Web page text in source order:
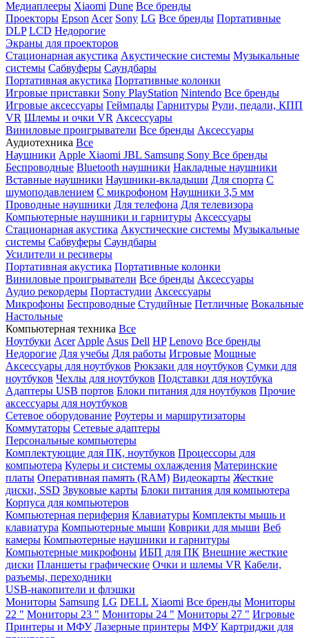
Медиаплееры Xiaomi Dune Все бренды
Проекторы Epson Acer Sony LG Все бренды Портативные
DLP LCD Недорогие
Экраны для проекторов
Стационарная акустика Акустические системы Музыкальные
системы Сабвуферы Саундбары
Портативная акустика Портативные колонки
Игровые приставки Sony PlayStation Nintendo Все бренды
Игровые аксессуары Геймпады Гарнитуры Рули, педали, КПП
VR Шлемы и очки VR Аксессуары
Виниловые проигрыватели Все бренды Аксессуары
Аудиотехника Все
Наушники Apple Xiaomi JBL Samsung Sony Все бренды
Беспроводные Bluetooth наушники Накладные наушники
Вставные наушники Наушники-вкладыши Для спорта С
шумоподавлением С микрофоном Наушники 3,5 мм
Проводные наушники Для телефона Для телевизора
Компьютерные наушники и гарнитуры Аксессуары
Стационарная акустика Акустические системы Музыкальные
системы Сабвуферы Саундбары
Усилители и ресиверы
Портативная акустика Портативные колонки
Виниловые проигрыватели Все бренды Аксессуары
Аудио рекордеры Портастудии Аксессуары
Микрофоны Беспроводные Студийные Петличные Вокальные
Настольные
Компьютерная техника Все
Ноутбуки Acer Apple Asus Dell HP Lenovo Все бренды
Недорогие Для учебы Для работы Игровые Мощные
Аксессуары для ноутбуков Рюкзаки для ноутбуков Сумки для
ноутбуков Чехлы для ноутбуков Подставки для ноутбука
Адаптеры USB портов Блоки питания для ноутбуков Прочие
аксессуары для ноутбуков
Сетевое оборудование Роутеры и маршрутизаторы
Коммутаторы Сетевые адаптеры
Персональные компьютеры
Комплектующие для ПК, ноутбуков Процессоры для
компьютера Кулеры и системы охлаждения Материнские
платы Оперативная память (RAM) Видеокарты Жесткие
диски, SSD Звуковые карты Блоки питания для компьютера
Корпуса для компьютеров
Компьютерная периферия Клавиатуры Комплекты мышь и
клавиатура Компьютерные мыши Коврики для мыши Веб
камеры Компьютерные наушники и гарнитуры
Компьютерные микрофоны ИБП для ПК Внешние жесткие
диски Планшеты графические Очки и шлемы VR Кабели,
разъемы, переходники
USB-накопители и флэшки
Мониторы Samsung LG DELL Xiaomi Все бренды Мониторы
22 " Мониторы 23 " Мониторы 24 " Мониторы 27 " Игровые
Принтеры и МФУ Лазерные принтеры МФУ Картриджи для